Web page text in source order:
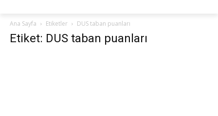
Ana Sayfa Etiketler DUS taban puanları
Etiket: DUS taban puanları